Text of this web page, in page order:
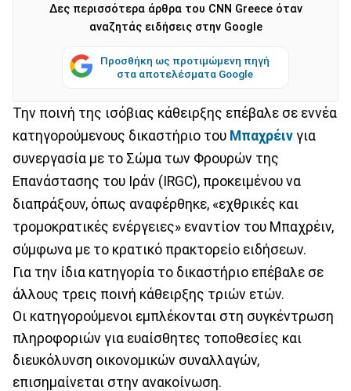
Δες περισσότερα άρθρα του CNN Greece όταν
αναζητάς ειδήσεις στην Google
Προσθήκη ως προτιμώμενη πηγή
στα αποτελέσματα Google
Την ποινή της ισόβιας κάθειρξης επέβαλε σε εννέα
κατηγορούμενους δικαστήριο του Μπαχρέιν για
συνεργασία με το Σώμα των Φρουρών της
Επανάστασης του Ιράν (IRGC), προκειμένου να
διαπράξουν, όπως αναφέρθηκε, «εχθρικές και
τρομοκρατικές ενέργειες» εναντίον του Μπαχρέιν,
σύμφωνα με το κρατικό πρακτορείο ειδήσεων.
Για την ίδια κατηγορία το δικαστήριο επέβαλε σε
άλλους τρεις ποινή κάθειρξης τριών ετών.
Οι κατηγορούμενοι εμπλέκονται στη συγκέντρωση
πληροφοριών για ευαίσθητες τοποθεσίες και
διευκόλυνση οικονομικών συναλλαγών,
επισημαίνεται στην ανακοίνωση.